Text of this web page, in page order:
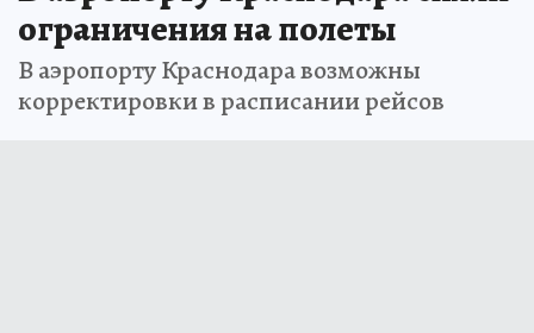
ограничения на полеты
В аэропорту Краснодара возможны
корректировки в расписании рейсов